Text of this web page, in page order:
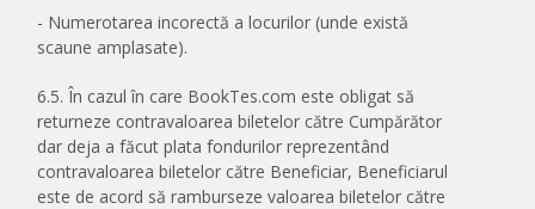
- Numerotarea incorectă a locurilor (unde există
scaune amplasate).
6.5. În cazul în care BookTes.com este obligat să
returneze contravaloarea biletelor către Cumpărător
dar deja a făcut plata fondurilor reprezentând
contravaloarea biletelor către Beneficiar, Beneficiarul
este de acord să ramburseze valoarea biletelor către